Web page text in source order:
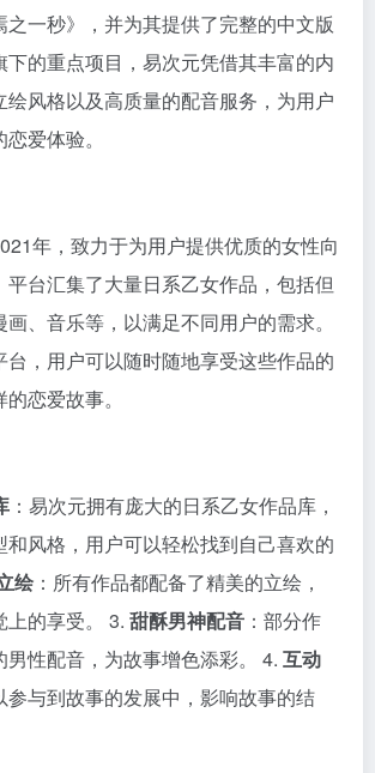
之一秒》，并为其提供了完整的中文版
下的重点项目，易次元凭借其丰富的内
绘风格以及高质量的配音服务，为用户
爱体验。
年，致力于为用户提供优质的女性向
平台汇集了大量日系乙女作品，包括但
、音乐等，以满足不同用户的需求。
台，用户可以随时随地享受这些作品的
恋爱故事。
：易次元拥有庞大的日系乙女作品库，
和风格，用户可以轻松找到自己喜欢的
绘 ：所有作品都配备了精美的立绘，
上的享受。 3. 甜酥男神配音 ：部分作
男性配音，为故事增色添彩。 4. 互动
参与到故事的发展中，影响故事的结